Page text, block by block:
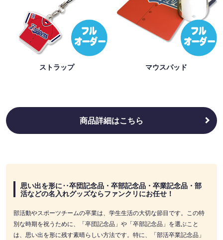
ストラップ マウスパッド
商品詳細はこちら
思い出を形に‥卒団記念品・卒部記念品・卒業記念品・部
活などの名入れグッズならファンクリにお任せ！
部活動やスポーツチームの卒業は、学生生活の大切な節目です。この特
別な時期を祝うために、「卒団記念品」や「卒部記念品」を選ぶこと
は、思い出を形に残す素晴らしい方法です。特に、「部活卒業記念品」